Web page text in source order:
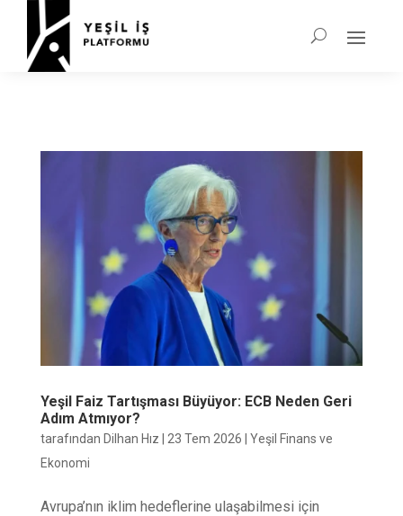
Yeşil Faiz Tartışması Büyüyor: ECB Neden Geri
Adım Atmıyor?
tarafından Dilhan Hız 23 Tem 2026
Yeşil Finans ve
Ekonomi
Avrupa’nın iklim hedeflerine ulaşabilmesi için